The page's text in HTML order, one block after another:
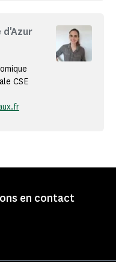
d'Azur
CSE
en contact